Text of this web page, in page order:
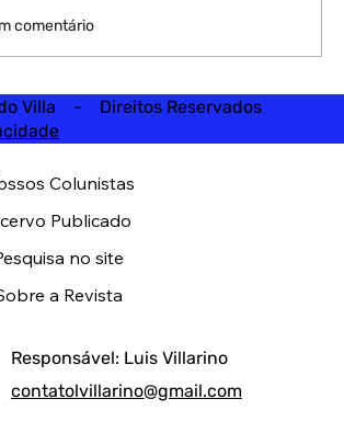
comentário
Villa - Direitos Reservados
Responsável: Luis Villarino
contatolvillarino@gmail.com
Colunistas
Publicado
no site
a Revista